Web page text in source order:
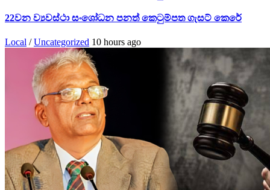
22වන ව්‍යවස්ථා සංශෝධන පනත් කෙටුම්පත ගැසට් කෙරේ
Local /Uncategorized 10 hours ago